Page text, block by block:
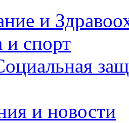
и
и спорт
и новости